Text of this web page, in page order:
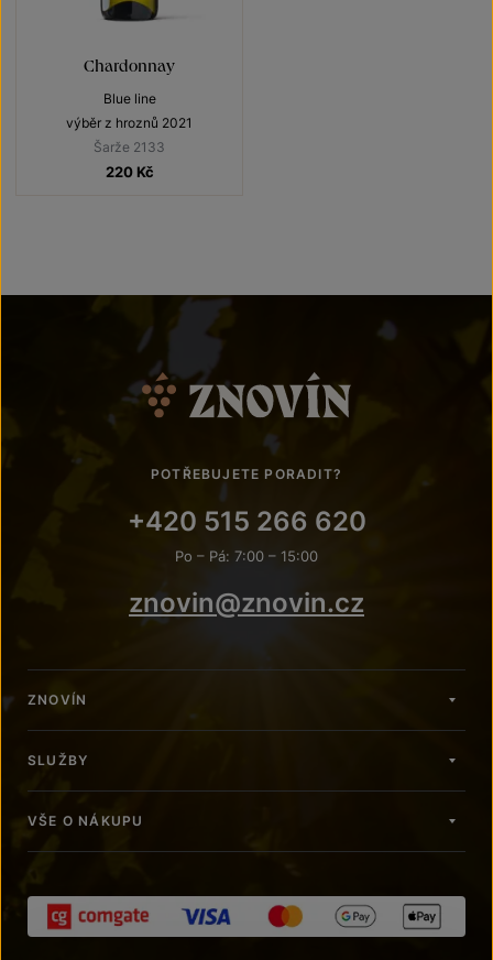
Chardonnay
Blue line
výběr z hroznů 2021
Šarže 2133
220 Kč
POTŘEBUJETE PORADIT?
+420 515 266 620
Po – Pá: 7:00 – 15:00
znovin@znovin.cz
ZNOVÍN
SLUŽBY
VŠE O NÁKUPU